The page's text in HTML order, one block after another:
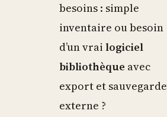
besoins : simple
inventaire ou besoin
d’un vrai logiciel
bibliothèque avec
export et sauvegarde
externe ?